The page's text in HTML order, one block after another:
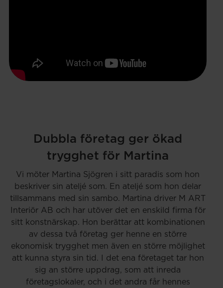
Dubbla företag ger ökad
trygghet för Martina
Vi möter Martina Sjögren i sitt paradis som hon
beskriver sin ateljé som. En ateljé som hon delar
tillsammans med sin sambo. Martina driver M ART
Interiör AB och har utöver det en enskild firma för
sitt konstnärskap. Hon berättar att kombinationen
av dessa två företag ger henne en större
ekonomisk trygghet men även en större möjlighet
att kunna styra sin tid. I det ena företaget tar hon
sig an större uppdrag, som att inreda
företagslokaler, och i det andra får hennes